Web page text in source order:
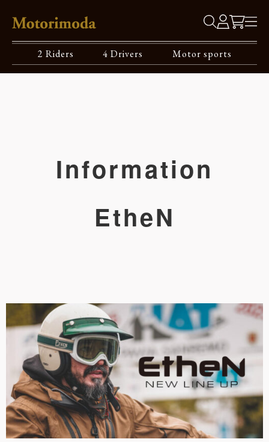
2 Riders 4 Drivers Motor sports
Information
EtheN